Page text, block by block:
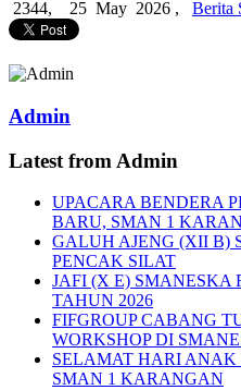
2344, 25 May 2026 , Berita
Admin
Latest from Admin
UPACARA BENDERA
BARU, SMAN 1
GALUH AJENG (XII B)
PENCAK SILAT
JAFI (X E) SMANESKA
TAHUN 2026
FIFGROUP CABANG
WORKSHOP DI
SELAMAT HARI
SMAN 1 KARANGAN